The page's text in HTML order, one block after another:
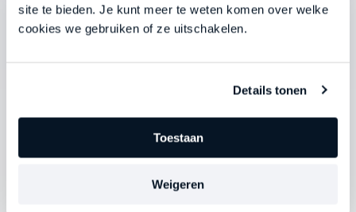
site te bieden. Je kunt meer te weten komen over welke
cookies we gebruiken of ze uitschakelen.
Details tonen
Toestaan
Weigeren
Je leiderschapsteam(s) beweegt mee op de
snelheid die jij voor je ziet.
Standaarden die standhouden
erachteraan gaat, maar omdat de structuur
het van hen vraagt.